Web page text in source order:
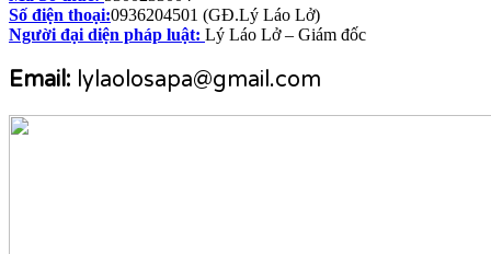
Số điện thoại:0936204501 (GĐ.Lý Láo Lở)
Người đại diện pháp luật: Lý Láo Lở – Giám đốc
Email: lylaolosapa@gmail.com